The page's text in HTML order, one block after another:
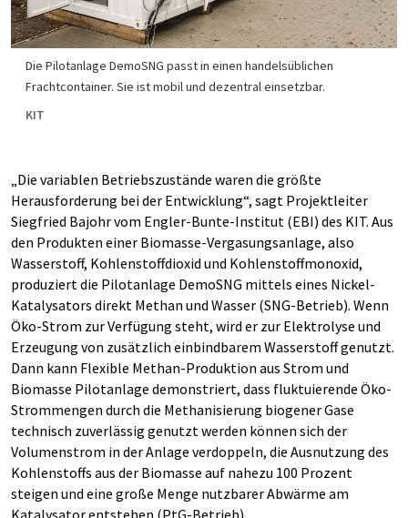
Die Pilotanlage DemoSNG passt in einen handelsüblichen
Frachtcontainer. Sie ist mobil und dezentral einsetzbar.
KIT
„Die variablen Betriebszustände waren die größte
Herausforderung bei der Entwicklung“, sagt Projektleiter
Siegfried Bajohr vom Engler-Bunte-Institut (EBI) des KIT. Aus
den Produkten einer Biomasse-Vergasungsanlage, also
Wasserstoff, Kohlenstoffdioxid und Kohlenstoffmonoxid,
produziert die Pilotanlage DemoSNG mittels eines Nickel-
Katalysators direkt Methan und Wasser (SNG-Betrieb). Wenn
Öko-Strom zur Verfügung steht, wird er zur Elektrolyse und
Erzeugung von zusätzlich einbindbarem Wasserstoff genutzt.
Dann kann Flexible Methan-Produktion aus Strom und
Biomasse Pilotanlage demonstriert, dass fluktuierende Öko-
Strommengen durch die Methanisierung biogener Gase
technisch zuverlässig genutzt werden können sich der
Volumenstrom in der Anlage verdoppeln, die Ausnutzung des
Kohlenstoffs aus der Biomasse auf nahezu 100 Prozent
steigen und eine große Menge nutzbarer Abwärme am